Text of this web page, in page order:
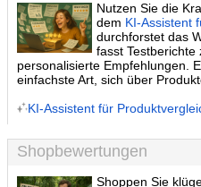
Nutzen Sie die
dem KI-Assistent
durchforstet das
fasst Testberichte
personalisierte Empfehlungen.
einfachste Art, sich über
KI-Assistent für
Shopbewertungen
Shoppen Sie